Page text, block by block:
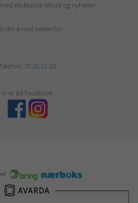
eksklusive tilbud og nyheder.
din e-mail nedenfor.
70 20 22 50
Vi er på Facebook